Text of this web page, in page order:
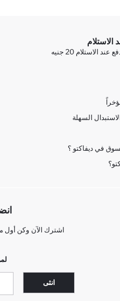
الاستلام
الاستلام 20 جنيه
السهلة
في ديفاكتو ؟
اشترك الآن وكن أول
انثى